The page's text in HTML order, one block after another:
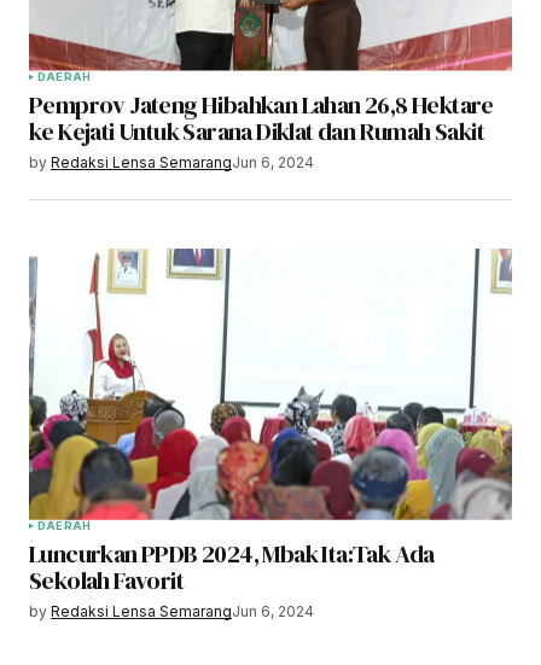
DAERAH
Pemprov Jateng Hibahkan Lahan 26,8 Hektare
ke Kejati Untuk Sarana Diklat dan Rumah Sakit
by Redaksi Lensa SemarangJun 6, 2024
DAERAH
Luncurkan PPDB 2024, Mbak Ita:Tak Ada
Sekolah Favorit
by Redaksi Lensa SemarangJun 6, 2024